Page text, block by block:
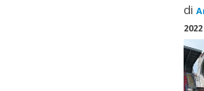
di
2022